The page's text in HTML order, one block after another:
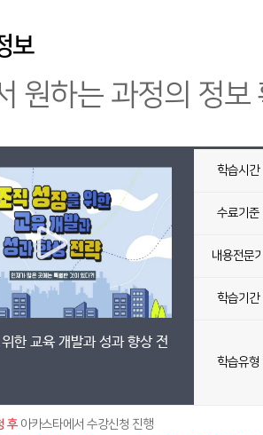
보
원하는 과정의 정
한 교육 개발과 성과 향상 전
학습시간
수료기준
내용전문
학습기간
학습유형
후 아카스타에서 수강신청 진행